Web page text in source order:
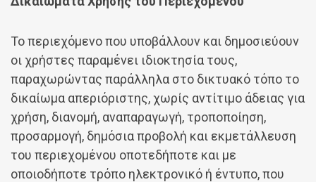
Το περιεχόμενο που υποβάλλουν και δημοσιεύουν
οι χρήστες παραμένει ιδιοκτησία τους,
παραχωρώντας παράλληλα στο δικτυακό τόπο το
δικαίωμα απεριόριστης, χωρίς αντίτιμο άδειας για
χρήση, διανομή, αναπαραγωγή, τροποποίηση,
προσαρμογή, δημόσια προβολή και εκμετάλλευση
του περιεχομένου οποτεδήποτε και με
οποιοδήποτε τρόπο ηλεκτρονικό ή έντυπο, που